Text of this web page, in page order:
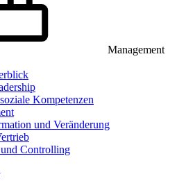
Management
Kompetenzen
und Veränderung
Controlling